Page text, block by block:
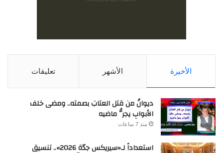
الأخيرة الأشهر تعليقات
ديوانُ من قتل العتابَ بصمته.. ومضى خلف
الأبوابِ يجرُّ ماضيه
منذ 7 ساعات
استعداداً لـ«سيريكس جدّة 2026».. تنسيق